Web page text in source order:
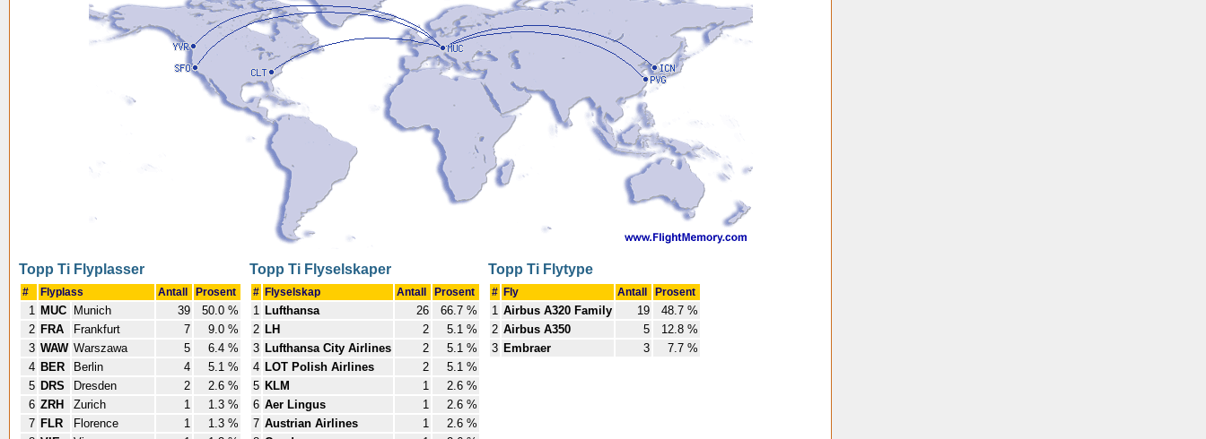
Topp Ti Flyplasser
# Flyplass Antall Prosent
1 MUC Munich 39
50.0 %
2 FRA Frankfurt 7
9.0 %
3 WAW Warszawa 5
6.4 %
4 BER Berlin 4
5.1 %
5 DRS Dresden 2
2.6 %
6 ZRH Zurich 1
1.3 %
7 FLR Florence 1
1.3 %
Topp Ti Flyselskaper
# Flyselskap Antall Prosent
1 Lufthansa 26
66.7 %
2 LH 2
5.1 %
3 Lufthansa City Airlines 2
5.1 %
4 LOT Polish Airlines 2
5.1 %
5 KLM 1
2.6 %
6 Aer Lingus 1
2.6 %
7 Austrian Airlines 1
2.6 %
Topp Ti Flytype
# Fly Antall Prosent
1 Airbus A320 Family 19
48.7 %
2 Airbus A350 5
12.8 %
3 Embraer 3 7.7 %